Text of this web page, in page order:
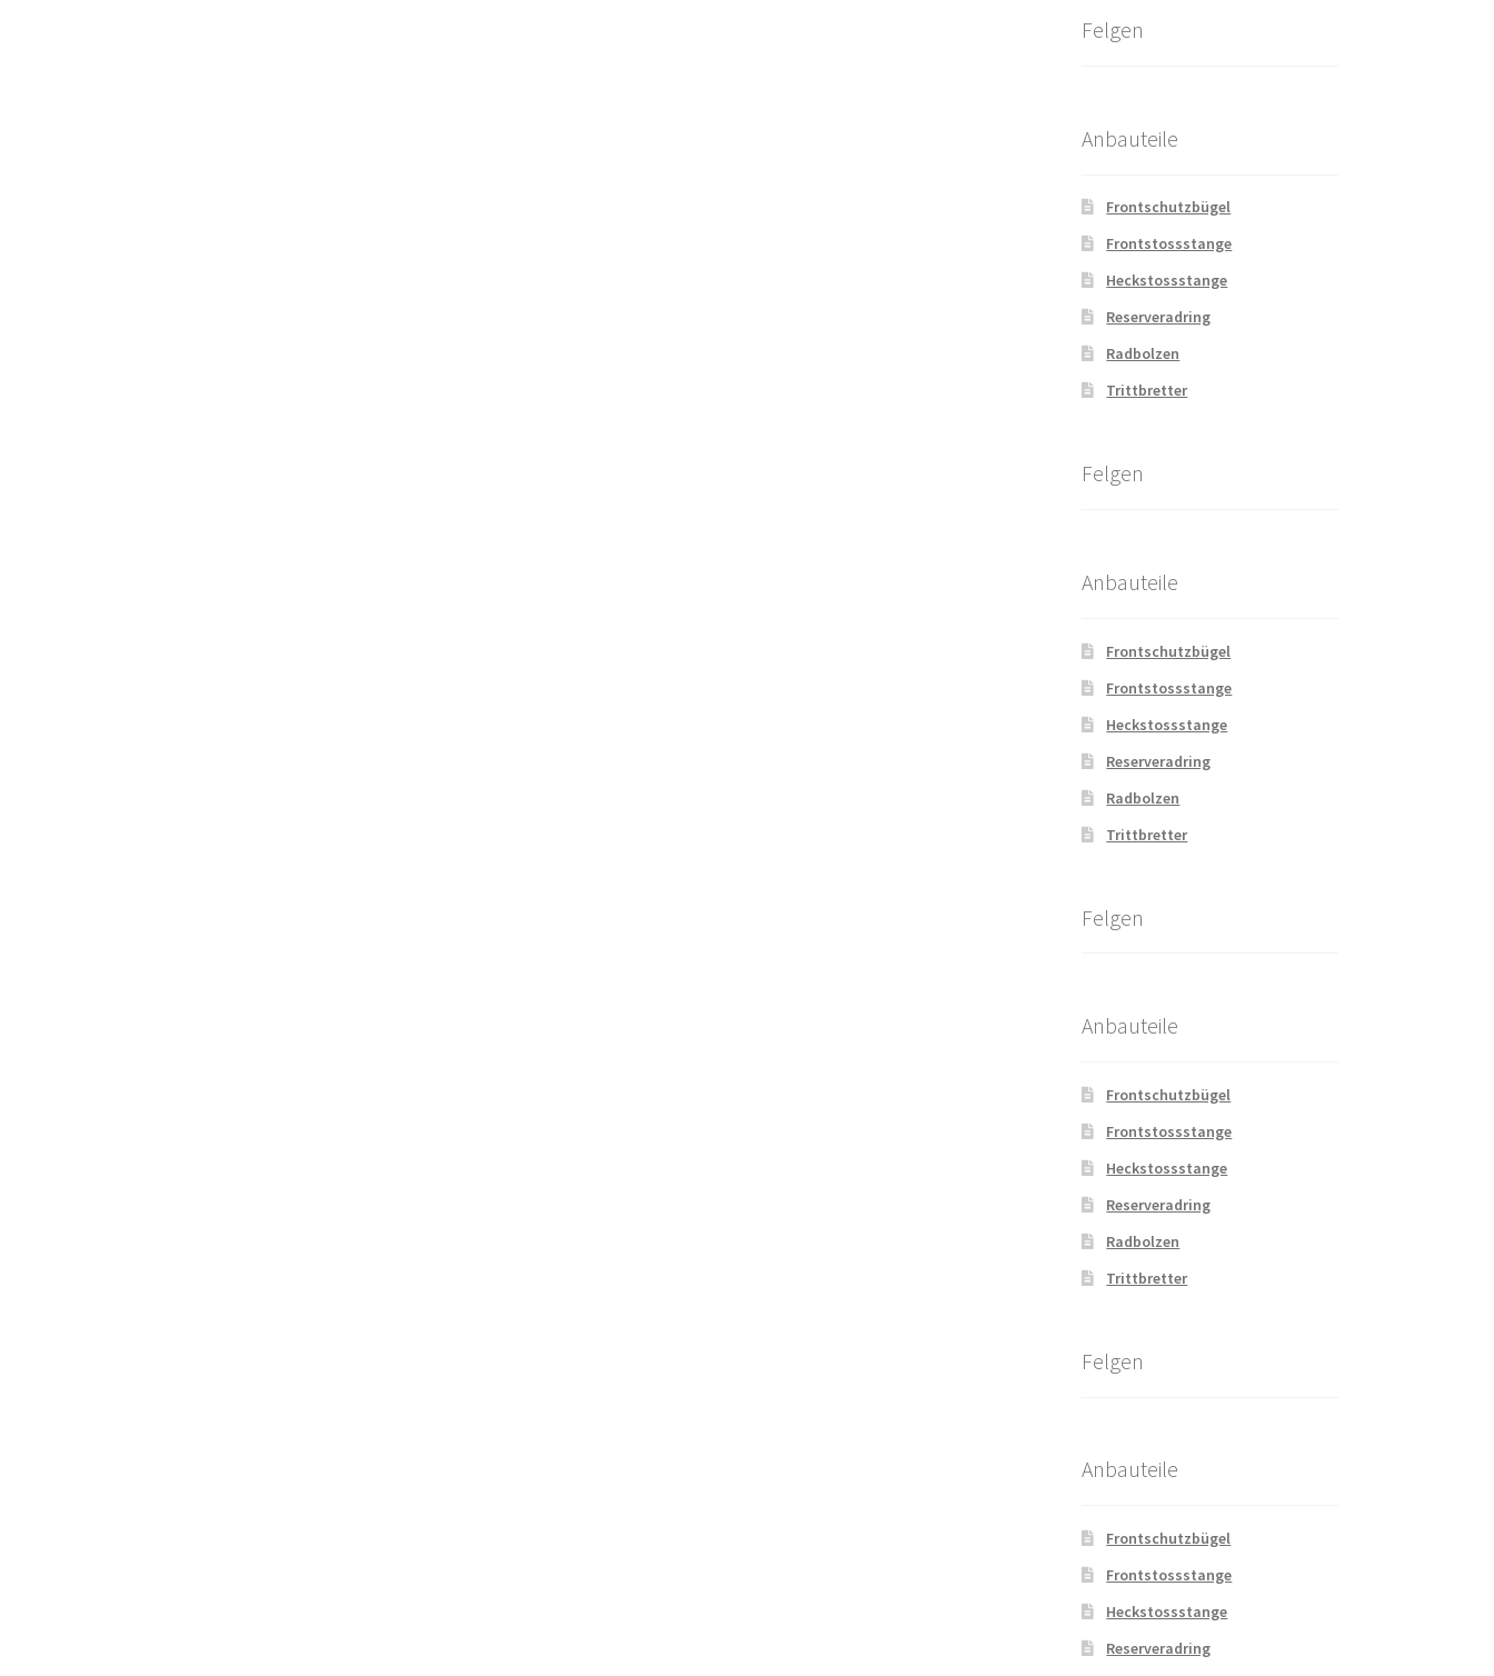
Felgen
Anbauteile
Frontschutzbügel
Frontstossstange
Heckstossstange
Reserveradring
Radbolzen
Trittbretter
Felgen
Anbauteile
Frontschutzbügel
Frontstossstange
Heckstossstange
Reserveradring
Radbolzen
Trittbretter
Felgen
Anbauteile
Frontschutzbügel
Frontstossstange
Heckstossstange
Reserveradring
Radbolzen
Trittbretter
Felgen
Anbauteile
Frontschutzbügel
Frontstossstange
Heckstossstange
Reserveradring